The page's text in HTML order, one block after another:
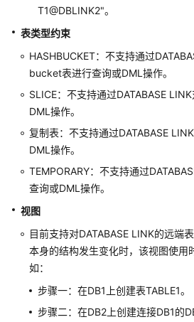
发
南
（集
中
_V2.0-
8.x）
向
量
数
据
开
发
指
南
（集
中
T1@DBLINK2"。
表类型约束
HASHBUCKET：不支持通过
bucket表进行查询或DML操作。
SLICE：不支持通过DATABASE
DML操作。
复制表：不支持通过DATABASE
DML操作。
TEMPORARY：不支持通过
查询或DML操作。
视图
目前支持对DATABASE LINK的远端
本身的结构发生变化时，该视图使用
如：
步骤一：在DB1上创建表TABLE1。
步骤二：在DB2上创建连接DB1的